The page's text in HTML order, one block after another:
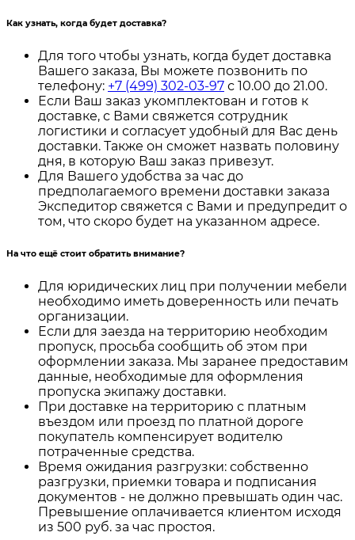
Как узнать, когда будет доставка?
Для того чтобы узнать, когда будет доставка
Вашего заказа, Вы можете позвонить по
телефону: +7 (499) 302-03-97 с 10.00 до 21.00.
Если Ваш заказ укомплектован и готов к
доставке, с Вами свяжется сотрудник
логистики и согласует удобный для Вас день
доставки. Также он сможет назвать половину
дня, в которую Ваш заказ привезут.
Для Вашего удобства за час до
предполагаемого времени доставки заказа
Экспедитор свяжется с Вами и предупредит о
том, что скоро будет на указанном адресе.
На что ещё стоит обратить внимание?
Для юридических лиц при получении мебели
необходимо иметь доверенность или печать
организации.
Если для заезда на территорию необходим
пропуск, просьба сообщить об этом при
оформлении заказа. Мы заранее предоставим
данные, необходимые для оформления
пропуска экипажу доставки.
При доставке на территорию с платным
въездом или проезд по платной дороге
покупатель компенсирует водителю
потраченные средства.
Время ожидания разгрузки: собственно
разгрузки, приемки товара и подписания
документов - не должно превышать один час.
Превышение оплачивается клиентом исходя
из 500 руб. за час простоя.